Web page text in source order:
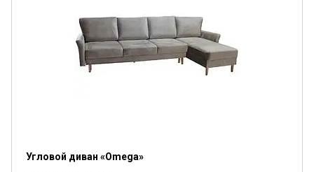
Угловой диван «Omega»